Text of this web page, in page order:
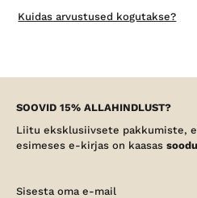
Kuidas arvustused kogutakse?
SOOVID 15% ALLAHINDLUST?
Liitu eksklusiivsete pakkumiste,
esimeses e-kirjas on kaasas